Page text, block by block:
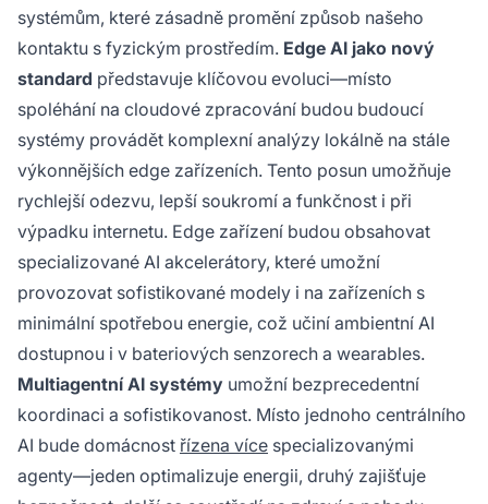
systémům, které zásadně promění způsob našeho
kontaktu s fyzickým prostředím. Edge AI jako nový
standard představuje klíčovou evoluci—místo
spoléhání na cloudové zpracování budou budoucí
systémy provádět komplexní analýzy lokálně na stále
výkonnějších edge zařízeních. Tento posun umožňuje
rychlejší odezvu, lepší soukromí a funkčnost i při
výpadku internetu. Edge zařízení budou obsahovat
specializované AI akcelerátory, které umožní
provozovat sofistikované modely i na zařízeních s
minimální spotřebou energie, což učiní ambientní AI
dostupnou i v bateriových senzorech a wearables.
Multiagentní AI systémy umožní bezprecedentní
koordinaci a sofistikovanost. Místo jednoho centrálního
AI bude domácnost řízena více specializovanými
agenty—jeden optimalizuje energii, druhý zajišťuje